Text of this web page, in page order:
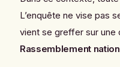
L’enquête ne vise pas
vient se greffer sur une
Rassemblement